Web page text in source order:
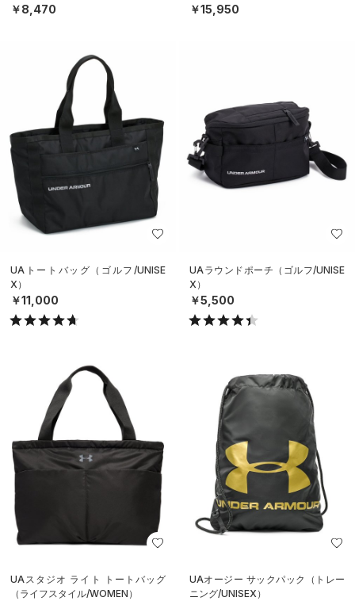
￥8,470 ￥15,950
UAトートバッグ（ゴルフ/UNISE
X）
￥11,000
UAラウンドポーチ（ゴルフ/UNISE
X）
￥5,500
UAスタジオ ライト トートバッグ
（ライフスタイル/WOMEN）
UAオージー サックパック（トレー
ニング/UNISEX）